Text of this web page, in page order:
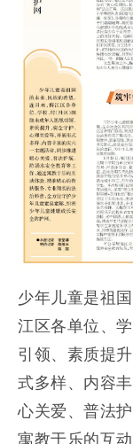
少年儿童是祖
江区各单位、
引领、素质提
式多样、内容
心关爱、普法
寓教于乐的互